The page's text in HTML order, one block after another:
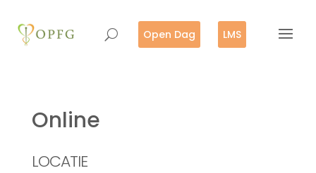
Open Dag LMS
Online
LOCATIE